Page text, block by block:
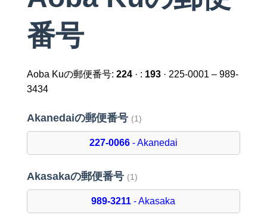
番号
Aoba Kuの郵便番号: 224· : 193· 225-0001 – 989-
3434
Akanedaiの郵便番号 (1)
227-0066- Akanedai
Akasakaの郵便番号 (1)
989-3211 - Akasaka